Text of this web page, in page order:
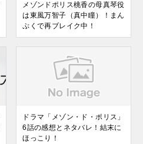
メゾンドポリス桃香の母真琴役
は東風万智子（真中瞳）！まん
ぷくで再ブレイク中！
ドラマ「メゾン・ド・ポリス」
6話の感想とネタバレ！結末に
ほっこり！